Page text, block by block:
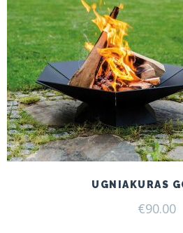
UGNIAKURAS
€90.00